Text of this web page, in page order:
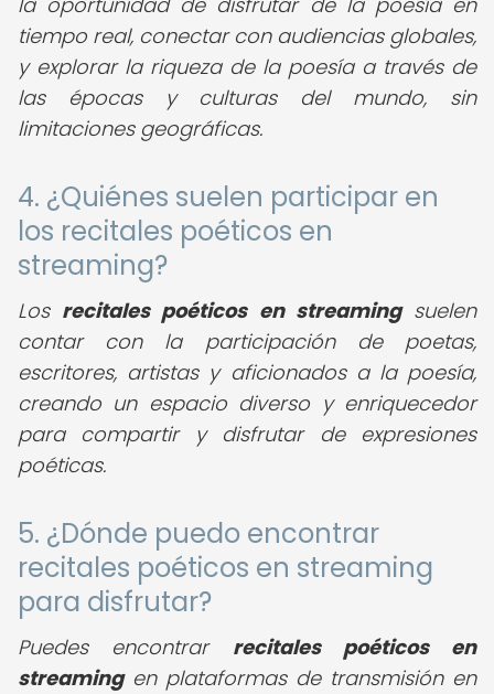
tiempo real, conectar con audiencias globales,
y explorar la riqueza de la poesía a través de
las épocas y culturas del mundo, sin
limitaciones geográficas.
4. ¿Quiénes suelen participar en
los recitales poéticos en
streaming?
Los recitales poéticos en streamingsuelen
contar con la participación de poetas,
escritores, artistas y aficionados a la poesía,
creando un espacio diverso y enriquecedor
para compartir y disfrutar de expresiones
poéticas.
5. ¿Dónde puedo encontrar
recitales poéticos en streaming
para disfrutar?
Puedes encontrar recitales poéticos en
streamingen plataformas de transmisión en